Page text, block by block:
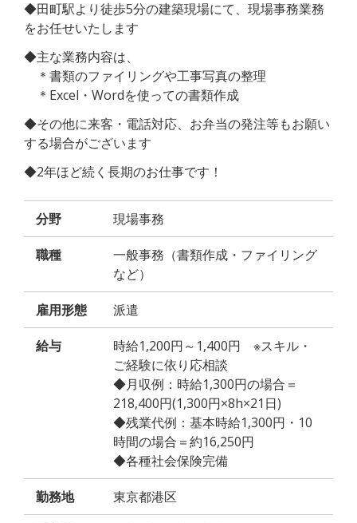
◆田町駅より徒歩5分の建築現場にて、現場事務業務
をお任せいたします
◆主な業務内容は、
＊書類のファイリングや工事写真の整理
＊Excel・Wordを使っての書類作成
◆その他に来客・電話対応、お弁当の発注等もお願い
する場合がございます
◆2年ほど続く長期のお仕事です！
分野 現場事務
職種
一般事務（書類作成・ファイリング
など）
雇用形態 派遣
給与
時給1,200円～1,400円 ※スキル・
ご経験に依り応相談
◆月収例：時給1,300円の場合＝
218,400円(1,300円×8h×21日)
◆残業代例：基本時給1,300円・10
時間の場合＝約16,250円
◆各種社会保険完備
勤務地 東京都港区